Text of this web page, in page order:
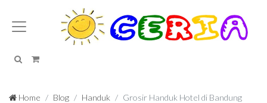
SearchCart
Home Blog Handuk Grosir Handuk Hotel di Bandung